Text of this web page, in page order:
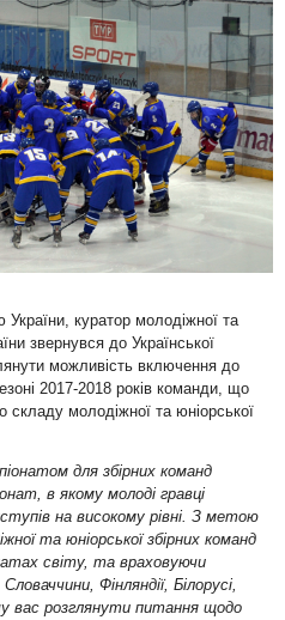
України, куратор молодіжної та
звернувся до Української
можливість включення до
2017-2018 років команди, що
складу молодіжної та юніорської
для збірних команд
в якому молоді гравці
на високому рівні. З метою
та юніорської збірних команд
світу, та враховуючи
Фінляндії, Білорусі,
вас розглянути питання щодо